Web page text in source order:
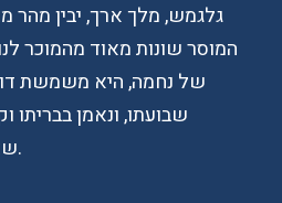
גלגמש, מלך ארך, יבין
המוסר שונות מאוד מהמוכר
של נחמה, היא משמשת
שבועתו, ונאמן בבריתו
שאומרים על הקשת בענן.